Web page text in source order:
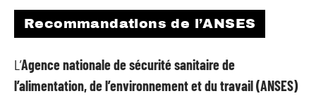
Recommandations de l’ANSES
L’Agence nationale de sécurité sanitaire de
l’alimentation, de l’environnement et du travail (ANSES)